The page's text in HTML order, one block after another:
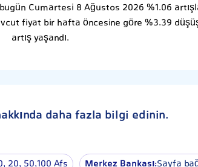
Cumartesi 8 Ağustos 2026 %1.06
fiyat bir hafta öncesine göre %3.39
artış yaşandı.
daha fazla bilgi edinin.